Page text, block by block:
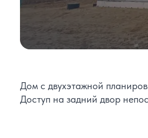
Дом с двухэтажной
Доступ на задний двор